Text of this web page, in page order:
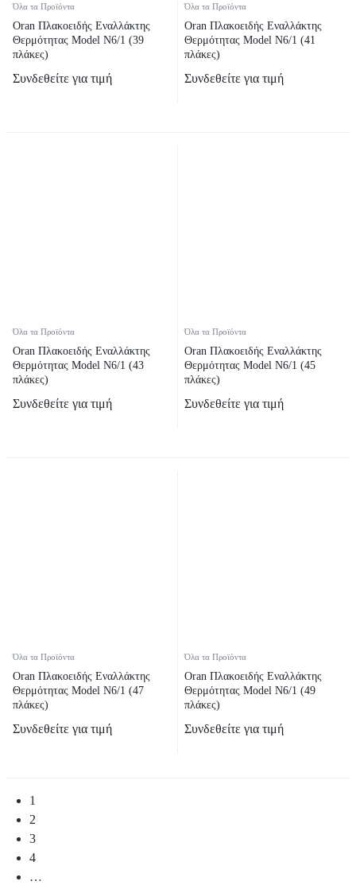
Όλα τα Προϊόντα
Oran Πλακοειδής Εναλλάκτης
Θερμότητας Model N6/1 (39
πλάκες)
Συνδεθείτε για τιμή
Όλα τα Προϊόντα
Oran Πλακοειδής Εναλλάκτης
Θερμότητας Model N6/1 (41
πλάκες)
Συνδεθείτε για τιμή
Όλα τα Προϊόντα
Oran Πλακοειδής Εναλλάκτης
Θερμότητας Model N6/1 (43
πλάκες)
Συνδεθείτε για τιμή
Όλα τα Προϊόντα
Oran Πλακοειδής Εναλλάκτης
Θερμότητας Model N6/1 (45
πλάκες)
Συνδεθείτε για τιμή
Όλα τα Προϊόντα
Oran Πλακοειδής Εναλλάκτης
Θερμότητας Model N6/1 (47
πλάκες)
Συνδεθείτε για τιμή
Όλα τα Προϊόντα
Oran Πλακοειδής Εναλλάκτης
Θερμότητας Model N6/1 (49
πλάκες)
Συνδεθείτε για τιμή
1
2
3
4
…